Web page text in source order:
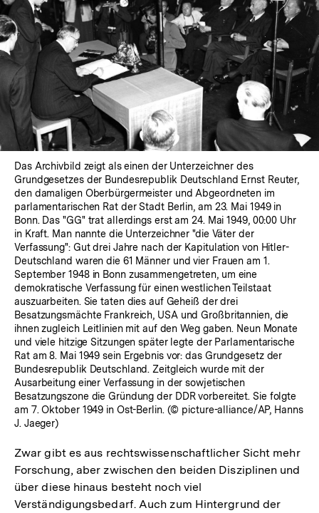
Das Archivbild zeigt als einen der Unterzeichner des
Grundgesetzes der Bundesrepublik Deutschland Ernst Reuter,
den damaligen Oberbürgermeister und Abgeordneten im
parlamentarischen Rat der Stadt Berlin, am 23. Mai 1949 in
Bonn. Das "GG" trat allerdings erst am 24. Mai 1949, 00:00 Uhr
in Kraft. Man nannte die Unterzeichner "die Väter der
Verfassung": Gut drei Jahre nach der Kapitulation von Hitler-
Deutschland waren die 61 Männer und vier Frauen am 1.
September 1948 in Bonn zusammengetreten, um eine
demokratische Verfassung für einen westlichen Teilstaat
auszuarbeiten. Sie taten dies auf Geheiß der drei
Besatzungsmächte Frankreich, USA und Großbritannien, die
ihnen zugleich Leitlinien mit auf den Weg gaben. Neun Monate
und viele hitzige Sitzungen später legte der Parlamentarische
Rat am 8. Mai 1949 sein Ergebnis vor: das Grundgesetz der
Bundesrepublik Deutschland. Zeitgleich wurde mit der
Ausarbeitung einer Verfassung in der sowjetischen
Besatzungszone die Gründung der DDR vorbereitet. Sie folgte
am 7. Oktober 1949 in Ost-Berlin. (© picture-alliance/AP, Hanns
J. Jaeger)
Zwar gibt es aus rechtswissenschaftlicher Sicht mehr
Forschung, aber zwischen den beiden Disziplinen und
über diese hinaus besteht noch viel
Verständigungsbedarf. Auch zum Hintergrund der